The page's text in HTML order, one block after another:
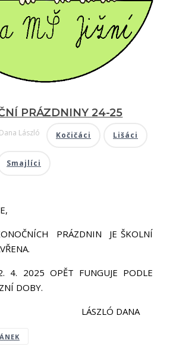
PRÁZDNINY 24-25
Dana László Kočičáci Lišáci
Smajlíci
PRÁZDNIN JE ŠKOLNÍ
4. 2025 OPĚT FUNGUJE PODLE
DOBY.
DANA